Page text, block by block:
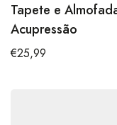
Tapete e
Acupressão
€25,99